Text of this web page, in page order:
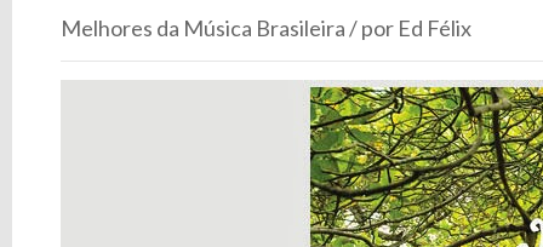
Melhores da Música Brasileira / por Ed Félix